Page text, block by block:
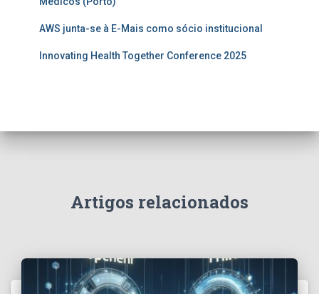
AWS junta-se à E-Mais como sócio institucional
Innovating Health Together Conference 2025
Artigos relacionados